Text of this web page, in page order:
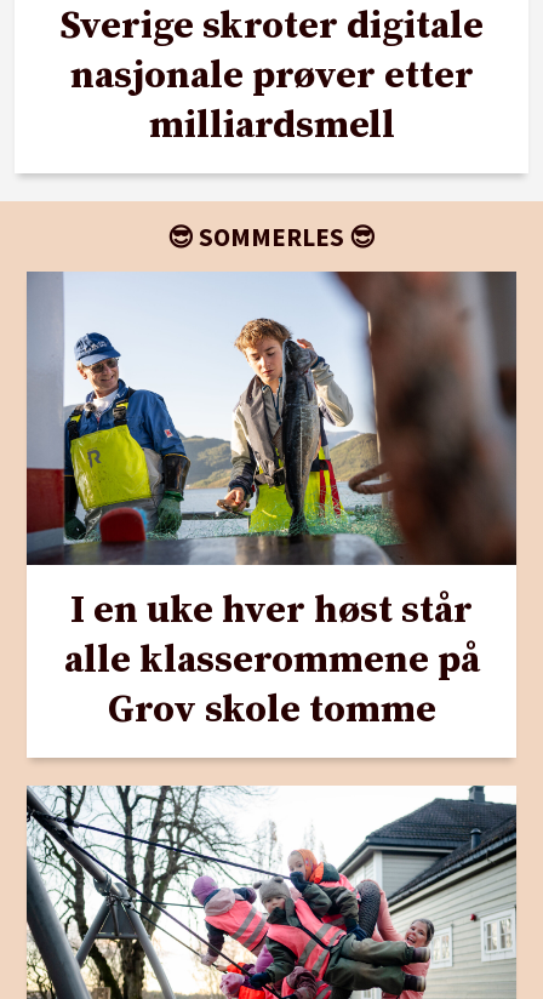
Sverige skroter digitale
nasjonale prøver etter
milliardsmell
😎 SOMMERLES 😎
I en uke hver høst står
alle klasserommene på
Grov skole tomme